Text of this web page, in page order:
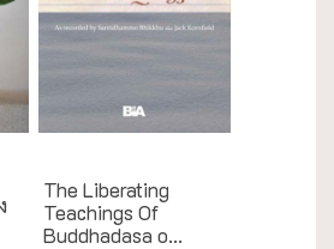
The Liberating
Teachings Of
Buddhadasa o...